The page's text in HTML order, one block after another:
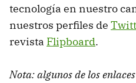
tecnología en nuestro
nuestros perfiles de
revista Flipboard.
Nota: algunos de los